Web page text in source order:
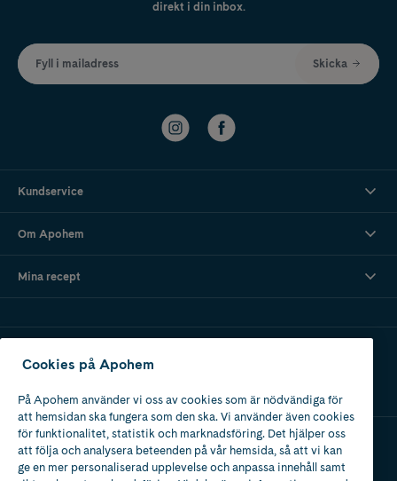
direkt i din inbox.
Fyll i mailadress Skicka
Kundservice
Om Apohem
Mina recept
Apotek med tillstånd
av Läkemedelsverket
Cookies på Apohem
På Apohem använder vi oss av cookies som är nödvändiga för
att hemsidan ska fungera som den ska. Vi använder även cookies
för funktionalitet, statistik och marknadsföring. Det hjälper oss
att följa och analysera beteenden på vår hemsida, så att vi kan
ge en mer personaliserad upplevelse och anpassa innehåll samt